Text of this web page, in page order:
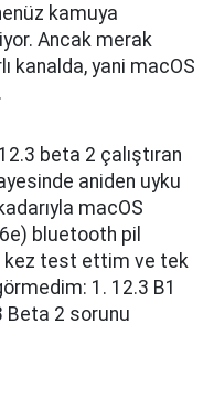
kamuya
Ancak merak
kanalda, yani macOS
beta 2 çalıştıran
aniden uyku
macOS
bluetooth pil
kez test ettim ve tek
1. 12.3 B1
Beta 2 sorunu